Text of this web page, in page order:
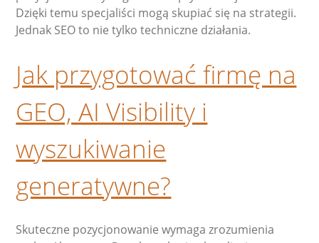
Dzięki temu specjaliści mogą skupiać się na strategii.
Jednak SEO to nie tylko techniczne działania.
Jak przygotować firmę na
GEO, AI Visibility i
wyszukiwanie
generatywne?
Skuteczne pozycjonowanie wymaga zrozumienia